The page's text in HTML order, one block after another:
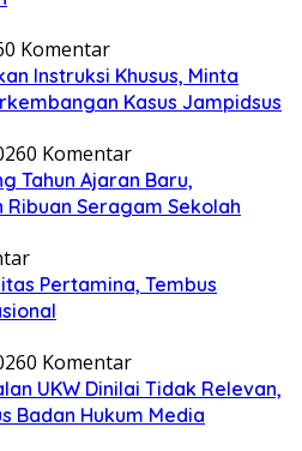
0 Komentar
Instruksi Khusus, Minta
Kasus Jampidsus
0 Komentar
Tahun Ajaran Baru,
Seragam Sekolah
Pertamina, Tembus
0 Komentar
UKW Dinilai Tidak Relevan,
Badan Hukum Media